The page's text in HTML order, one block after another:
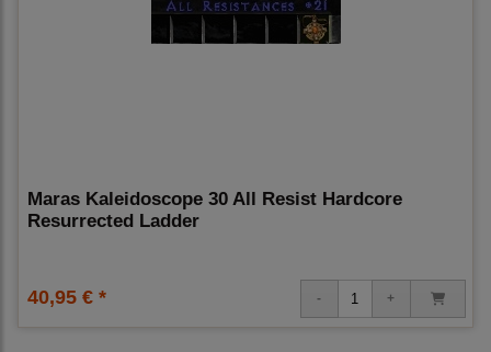
Maras Kaleidoscope 30 All Resist Hardcore
Resurrected Ladder
40,95 € *